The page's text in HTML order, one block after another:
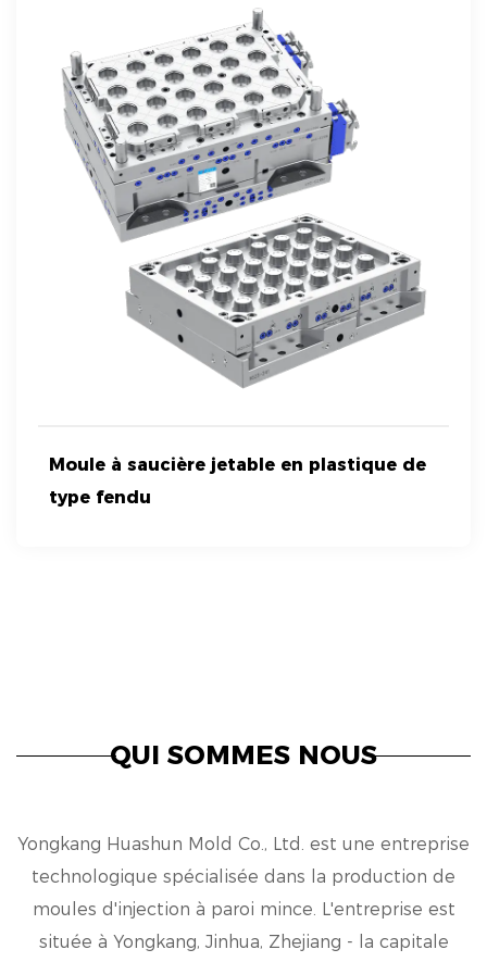
Moule à saucière jetable en plastique de
type fendu
QUI SOMMES NOUS
Yongkang Huashun Mold Co., Ltd. est une entreprise
technologique spécialisée dans la production de
moules d'injection à paroi mince. L'entreprise est
située à Yongkang, Jinhua, Zhejiang - la capitale